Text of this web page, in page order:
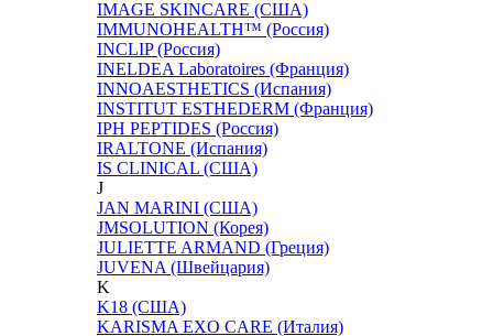
IMAGE SKINCARE (США)
IMMUNOHEALTH™ (Россия)
INCLIP (Россия)
INELDEA Laboratoires (Франция)
INNOAESTHETICS (Испания)
INSTITUT ESTHEDERM (Франция)
IPH PEPTIDES (Россия)
IRALTONE (Испания)
IS CLINICAL (США)
J
JAN MARINI (США)
JMSOLUTION (Корея)
JULIETTE ARMAND (Греция)
JUVENA (Швейцария)
K
K18 (США)
KARISMA EXO CARE (Италия)